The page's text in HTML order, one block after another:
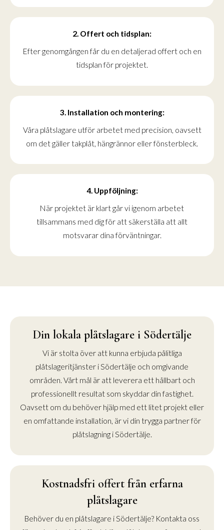
2. Offert och tidsplan:
Efter genomgången får du en detaljerad offert och en
tidsplan för projektet.
3. Installation och montering:
Våra plåtslagare utför arbetet med precision, oavsett
om det gäller takplåt, hängrännor eller fönsterbleck.
4. Uppföljning:
När projektet är klart går vi igenom arbetet
tillsammans med dig för att säkerställa att allt
motsvarar dina förväntningar.
Din lokala plåtslagare i Södertälje
Vi är stolta över att kunna erbjuda pålitliga
plåtslageritjänster i Södertälje och omgivande
områden. Vårt mål är att leverera ett hållbart och
professionellt resultat som skyddar din fastighet.
Oavsett om du behöver hjälp med ett litet projekt eller
en omfattande installation, är vi din trygga partner för
plåtslagning i Södertälje.
Kostnadsfri offert från erfarna
plåtslagare
Behöver du en plåtslagare i Södertälje? Kontakta oss